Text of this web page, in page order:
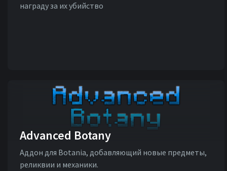
награду за их убийство
Advanced Botany
Аддон для Botania, добавляющий новые предметы,
реликвии и механики.